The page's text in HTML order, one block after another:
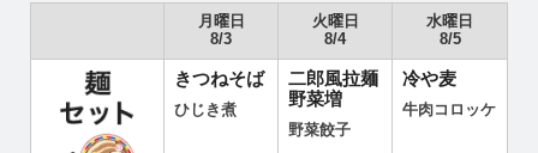
月曜日
8/3
火曜日
8/4
水曜日
8/5
きつねそば
ひじき煮
二郎風拉麺
野菜増
野菜餃子
冷や麦
牛肉コロッケ